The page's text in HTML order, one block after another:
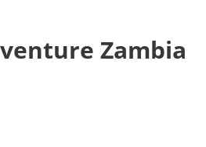
Zambia